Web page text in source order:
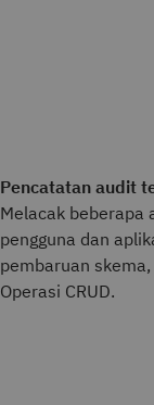
Pencatatan audit
Melacak beberapa
pengguna dan
pembaruan
Operasi CRUD.